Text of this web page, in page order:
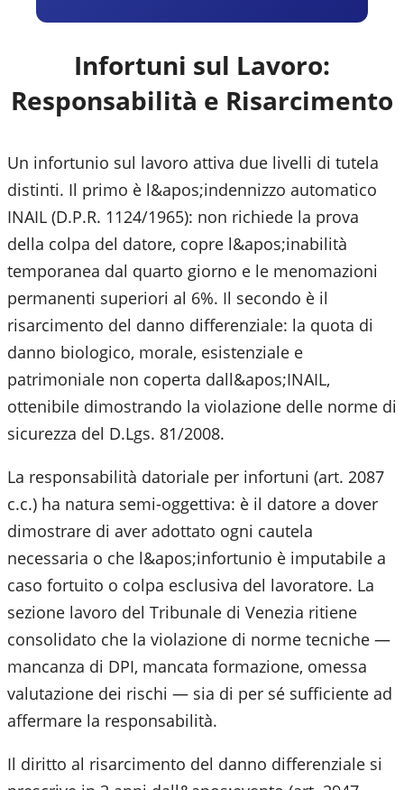
Infortuni sul Lavoro:
Responsabilità e Risarcimento
Un infortunio sul lavoro attiva due livelli di tutela
distinti. Il primo è l&apos;indennizzo automatico
INAIL (D.P.R. 1124/1965): non richiede la prova
della colpa del datore, copre l&apos;inabilità
temporanea dal quarto giorno e le menomazioni
permanenti superiori al 6%. Il secondo è il
risarcimento del danno differenziale: la quota di
danno biologico, morale, esistenziale e
patrimoniale non coperta dall&apos;INAIL,
ottenibile dimostrando la violazione delle norme di
sicurezza del D.Lgs. 81/2008.
La responsabilità datoriale per infortuni (art. 2087
c.c.) ha natura semi-oggettiva: è il datore a dover
dimostrare di aver adottato ogni cautela
necessaria o che l&apos;infortunio è imputabile a
caso fortuito o colpa esclusiva del lavoratore. La
sezione lavoro del Tribunale di Venezia ritiene
consolidato che la violazione di norme tecniche —
mancanza di DPI, mancata formazione, omessa
valutazione dei rischi — sia di per sé sufficiente ad
affermare la responsabilità.
Il diritto al risarcimento del danno differenziale si